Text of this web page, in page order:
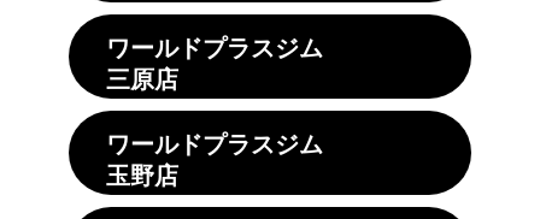
ワールドプラスジム
三原店
ワールドプラスジム
玉野店